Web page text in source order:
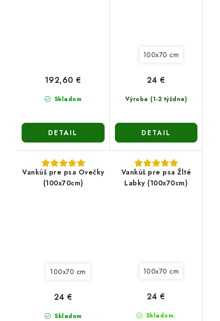
Skladom
192,60 €
DETAIL
100x70 cm
Výroba (1-2 týždne)
24 €
DETAIL
Vankúš pre psa Ovečky
(100x70cm)
100x70 cm
Skladom
24 €
Vankúš pre psa Žlté
Labky (100x70cm)
100x70 cm
Skladom.
24 €